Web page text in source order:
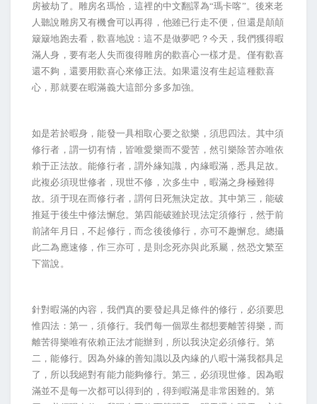
房被劫了。雕房名瑪恰，這裡的中文翻譯為“瑪卡喀”。後來老
人聽說雕房又有機會可以再得，他雖已行走不便，但還是顛顛
簸簸地跑去看，歡喜地說：這不是做夢吧？今天，我們獲得暇
滿人身，要有老人失而復得雕房的歡喜心一樣才是。僅有歡喜
還不夠，還要用歡喜心來修正法。如果還沒有生起這種歡喜
心，那就要在暇滿義大這部分多多加強。
如是若於暇身，能發一具相取心要之欲樂，須思四法。其中須
修行者，謂一切有情，皆唯愛樂而不愛苦，然引樂除苦亦唯依
賴于正法故。能修行者，謂外緣知識，內緣暇滿，悉具足故。
此複必須現世修者，現世不修，次多生中，暇滿之身極難得
故。須于現在而修行者，謂何日死無決定故。其中第三，能破
推延于後生中修法懈怠。第四能破雖於現法定須修行，然于前
前諸年月日，不起修行，而念後後修行，亦可不趣懈怠。總攝
此二為應速修，作三亦可，是則念死亦與此系屬，然恐文繁至
下當說。
針對暇滿的內容，我們真的要發起具足條件的修行，必須要思
惟四法：第一，須修行。我們每一個眾生都想要離苦得樂，而
離苦得樂唯有依賴正法才能辦到，所以我決定必須修行。第
二，能修行。因為外緣的善知識以及內緣的八暇十滿我都具足
了，所以我絕對有能力能夠修行。第三，必須現世修。因為暇
滿並不是每一次都可以得到的，得到暇滿是非常困難的。第